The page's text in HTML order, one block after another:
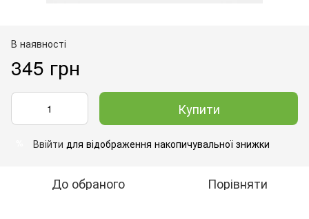
В наявності
345 грн
Купити
Ввійти для відображення накопичувальної знижки
До обраного Порівняти